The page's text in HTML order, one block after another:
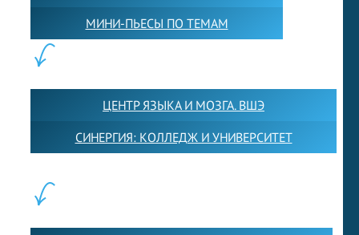
МИНИ-ПЬЕСЫ ПО ТЕМАМ
ЦЕНТР ЯЗЫКА И МОЗГА. ВШЭ
СИНЕРГИЯ: КОЛЛЕДЖ И УНИВЕРСИТЕТ